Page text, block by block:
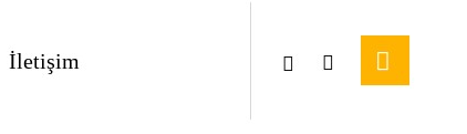
İletişim